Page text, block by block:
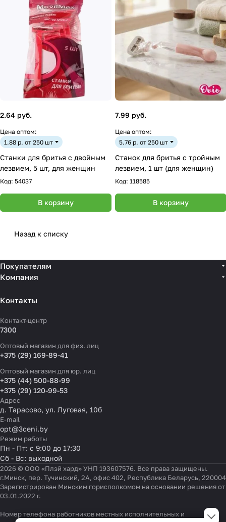
2.64 руб.
Цена оптом:
1.88 р. от 250 шт
Станки для бритья с двойным
лезвием, 5 шт, для женщин
Код: 54037
В корзину
7.99 руб.
Цена оптом:
5.76 р. от 250 шт
Станок для бритья с тройным
лезвием, 1 шт (для женщин)
Код: 118585
В корзину
Назад к списку
Покупателям
Компания
Контакты
Контакт-центр
7300
Оптовый магазин для физ. лиц
+375 (29) 169-89-41
Оптовый магазин для юр. лиц
+375 (44) 500-88-99
+375 (29) 120-99-53
Адрес
д. Тарасово, ул. Луговая, 10б
E-mail
opt@3ceni.by
Режим работы
Пн - Пт: с 9:00 до 17:30
Сб - Вс: выходной
2026 © ООО «Плэй хард» УНП 193607576. Все права защищены.
г.Минск, пер. Тучинский, 2А, офис 402, Республика Беларусь, 220004
Зарегистрирован Минским горисполкомом на основании решения от
03.01.2022 г.
Номер телефона работников местных исполнительных и